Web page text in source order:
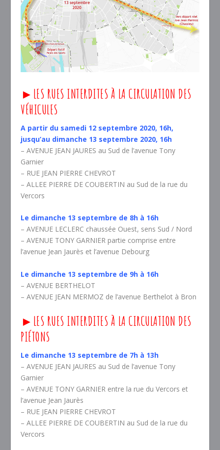
►LES RUES INTERDITES À LA CIRCULATION DES
VÉHICULES
A partir du samedi 12 septembre 2020, 16h,
jusqu’au dimanche 13 septembre 2020, 16h
– AVENUE JEAN JAURES au Sud de l’avenue Tony
Garnier
– RUE JEAN PIERRE CHEVROT
– ALLEE PIERRE DE COUBERTIN au Sud de la rue du
Vercors
Le dimanche 13 septembre de 8h à 16h
– AVENUE LECLERC chaussée Ouest, sens Sud / Nord
– AVENUE TONY GARNIER partie comprise entre
l’avenue Jean Jaurès et l’avenue Debourg
Le dimanche 13 septembre de 9h à 16h
– AVENUE BERTHELOT
– AVENUE JEAN MERMOZ de l’avenue Berthelot à Bron
►LES RUES INTERDITES À LA CIRCULATION DES
PIÉTONS
Le dimanche 13 septembre de 7h à 13h
– AVENUE JEAN JAURES au Sud de l’avenue Tony
Garnier
– AVENUE TONY GARNIER entre la rue du Vercors et
l’avenue Jean Jaurès
– RUE JEAN PIERRE CHEVROT
– ALLEE PIERRE DE COUBERTIN au Sud de la rue du
Vercors